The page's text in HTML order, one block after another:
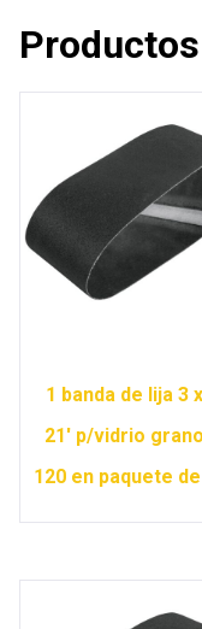
1 banda de lija 3 x
21′ p/vidrio grano
120 en paquete